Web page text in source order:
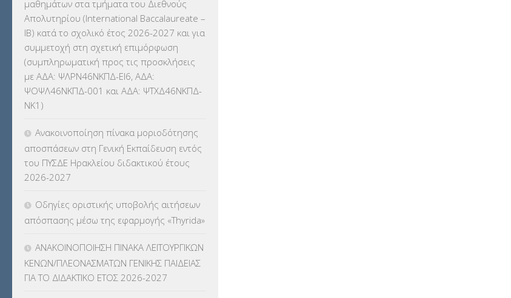
ΕΠΙΜΟΡΦΩΣΗ Τ.Π.Ε.(10)
ΕΥΡΩΠΑΪΚΑ ΠΡΟΓΡΑΜΜΑΤΑ(230)
ΚΕΣΥ(60)
ΚΕΣΥΠ(109)
ΓΛΩΣΣΟΜΑΘΕΙΑΣ(135)
ΚΠπ- ΚΡΑΤΙΚΟ ΠΙΣΤΟΠΟΙΗΤΙΚΟ
ΠΛΗΡΟΦΟΡΙΚΗΣ
ΛΟΙΠΑ(309)
ΜΕΤΑΘΕΣΕΙΣ-ΤΟΠΟΘΕΤΗΣΕΙΣ
ΒΕΛΤΙΩΣΕΙΣ(319)
μαθημάτων στα τμήματα του Διεθνούς
Απολυτηρίου (International Baccalaureate –
IB) κατά το σχολικό έτος 2026-2027 και για
συμμετοχή στη σχετική επιμόρφωση
(συμπληρωματική προς τις προσκλήσεις
με ΑΔΑ: ΨΛΡΝ46ΝΚΠΔ-ΕΙ6, ΑΔΑ:
ΨΟΨΛ46ΝΚΠΔ-001 και ΑΔΑ: ΨΤΧΔ46ΝΚΠΔ-
ΝΚ1)
Ανακοινοποίηση πίνακα μοριοδότησης
αποσπάσεων στη Γενική Εκπαίδευση εντός
του ΠΥΣΔΕ Ηρακλείου διδακτικού έτους
2026-2027
Οδηγίες οριστικής υποβολής αιτήσεων
απόσπασης μέσω της εφαρμογής «Thyrida»
ΑΝΑΚΟΙΝΟΠΟΙΗΣΗ ΠΙΝΑΚΑ ΛΕΙΤΟΥΡΓΙΚΩΝ
ΚΕΝΩΝ/ΠΛΕΟΝΑΣΜΑΤΩΝ ΓΕΝΙΚΗΣ ΠΑΙΔΕΙΑΣ
ΓΙΑ ΤΟ ΔΙΔΑΚΤΙΚΟ ΕΤΟΣ 2026-2027